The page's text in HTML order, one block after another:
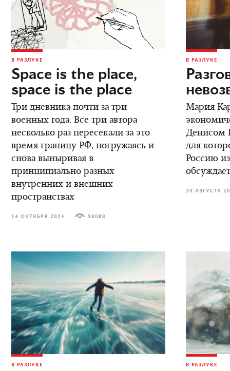
В РАЗЛУКЕ
Space is the place,
space is the place
Три дневника почти за три
военных года. Все три автора
несколько раз пересекали за это
время границу РФ, погружаясь и
снова выныривая в
принципиально разных
внутренних и внешних
пространствах
14 ОКТЯБРЯ 2024 98088
В РАЗЛУКЕ
Мария
Денисом
для
Россию
20 АВГУСТА
В РАЗЛУКЕ В РАЗЛУКЕ